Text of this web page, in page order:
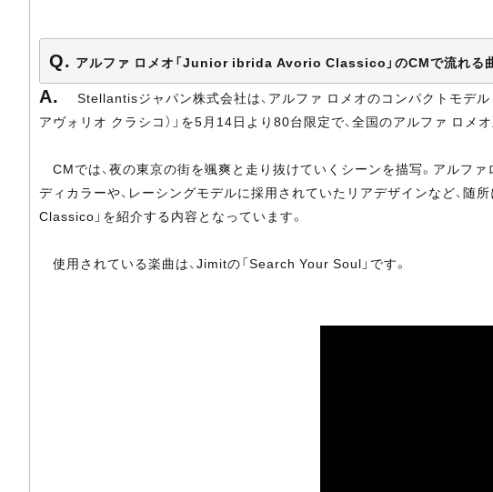
アルファ ロメオ「Junior ibrida Avorio Classico」のCMで流れる
Stellantisジャパン株式会社は、アルファ ロメオのコンパクトモデ
アヴォリオ クラシコ）」を5月14日より80台限定で、全国のアルファ ロメ
CMでは、夜の東京の街を颯爽と走り抜けていくシーンを描写。アルフ
ディカラーや、レーシングモデルに採用されていたリアデザインなど、
Classico」を紹介する内容となっています。
使用されている楽曲は、Jimitの「Search Your Soul」です。